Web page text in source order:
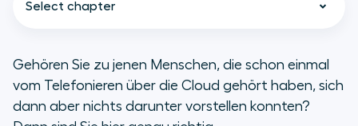
Select chapter
Cloud-Telefonie: Was ist das?
Gehören Sie zu jenen Menschen, die schon einmal
vom Telefonieren über die Cloud gehört haben, sich
dann aber nichts darunter vorstellen konnten?